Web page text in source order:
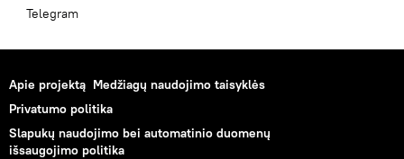
Telegram
Apie projektą Medžiagų naudojimo taisyklės
Privatumo politika
Slapukų naudojimo bei automatinio duomenų
išsaugojimo politika